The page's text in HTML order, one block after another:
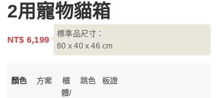
2用寵物貓箱
NT$ 6,199
標準品尺寸：
60 x 40 x 46cm
顏色 方案
櫃
體/
跳色 板證